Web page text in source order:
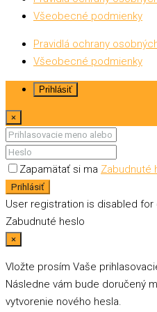
Všeobecné podmienky
Pravidlá ochrany
Všeobecné podmienky
Prihlásiť
×
Zapamätať si ma Zabudnuté
Prihlásiť
User registration is disabled
Zabudnuté heslo
×
Vložte prosím Vaše
Následne vám bude doručený
vytvorenie nového hesla.